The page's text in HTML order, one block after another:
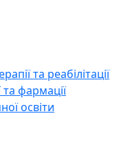
та реабілітації
та фармації
освіти